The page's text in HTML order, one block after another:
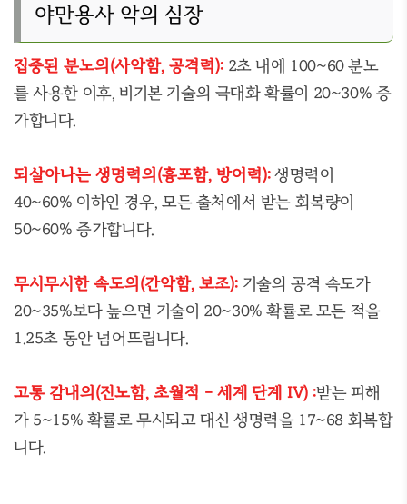
야만용사 악의 심장
집중된 분노의(사악함, 공격력): 2초 내에 100~60 분노
를 사용한 이후, 비기본 기술의 극대화 확률이 20~30% 증
가합니다.
되살아나는 생명력의(흉포함, 방어력):생명력이
40~60% 이하인 경우, 모든 출처에서 받는 회복량이
50~60% 증가합니다.
무시무시한 속도의(간악함, 보조): 기술의 공격 속도가
20~35%보다 높으면 기술이 20~30% 확률로 모든 적을
1.25초 동안 넘어뜨립니다.
고통 감내의(진노함, 초월적 - 세계 단계 IV) :받는 피해
가 5~15% 확률로 무시되고 대신 생명력을 17~68 회복합
니다.